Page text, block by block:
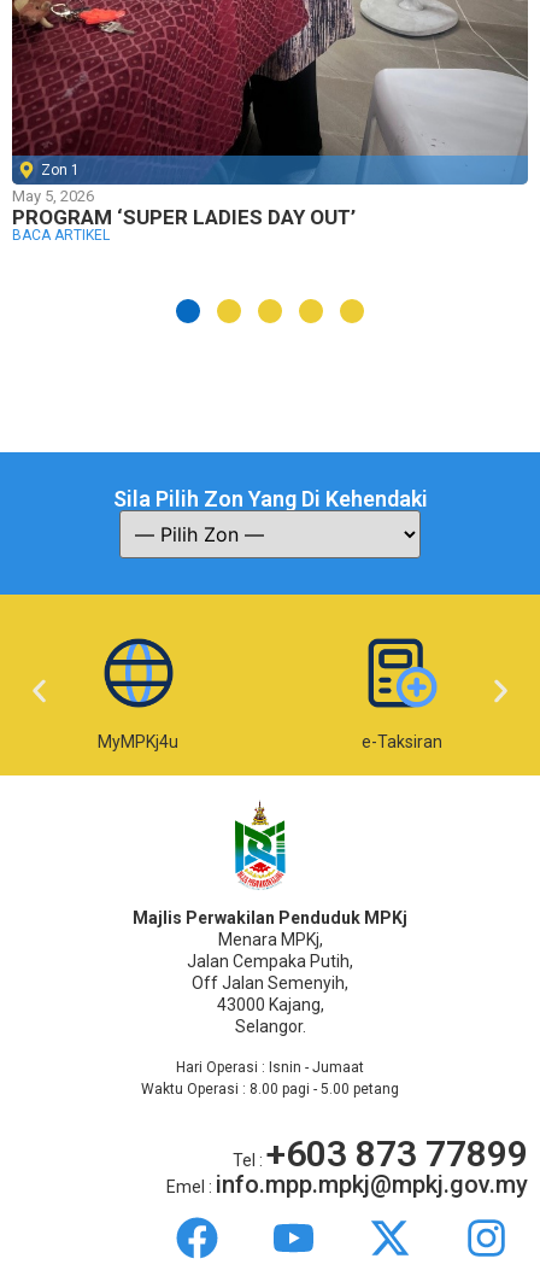
Zon 1
May 5, 2026
PROGRAM ‘SUPER LADIES DAY OUT’
BACA ARTIKEL
Sila Pilih Zon Yang Di Kehendaki
MyMPKj4u e-Taksiran
Majlis Perwakilan Penduduk MPKj
Menara MPKj,
Jalan Cempaka Putih,
Off Jalan Semenyih,
43000 Kajang,
Selangor.
Hari Operasi : Isnin - Jumaat
Waktu Operasi : 8.00 pagi - 5.00 petang
Tel : +603 873 77899
Emel : info.mpp.mpkj@mpkj.gov.my